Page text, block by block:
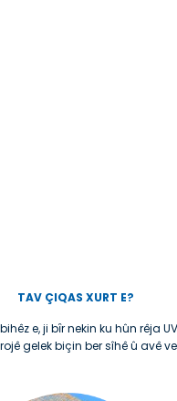
TAV ÇIQAS XURT E?
e, ji bȋr nekin ku hûn rêja
gelek biçin ber sîhê û avê